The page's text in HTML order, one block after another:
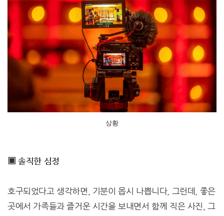
상황
▣ 솔직한 심정
호구되었다고 생각하면, 기분이 몹시 나쁩니다, 그런데, 좋은
곳에서 가족들과 즐거운 시간을 보내면서 함께 직은 사진, 그